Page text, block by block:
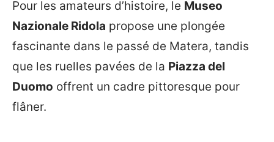
Pour les amateurs d’histoire, le Museo
Nazionale Ridola propose une plongée
fascinante dans le passé de Matera, tandis
que les ruelles pavées de la Piazza del
Duomo offrent un cadre pittoresque pour
flâner.